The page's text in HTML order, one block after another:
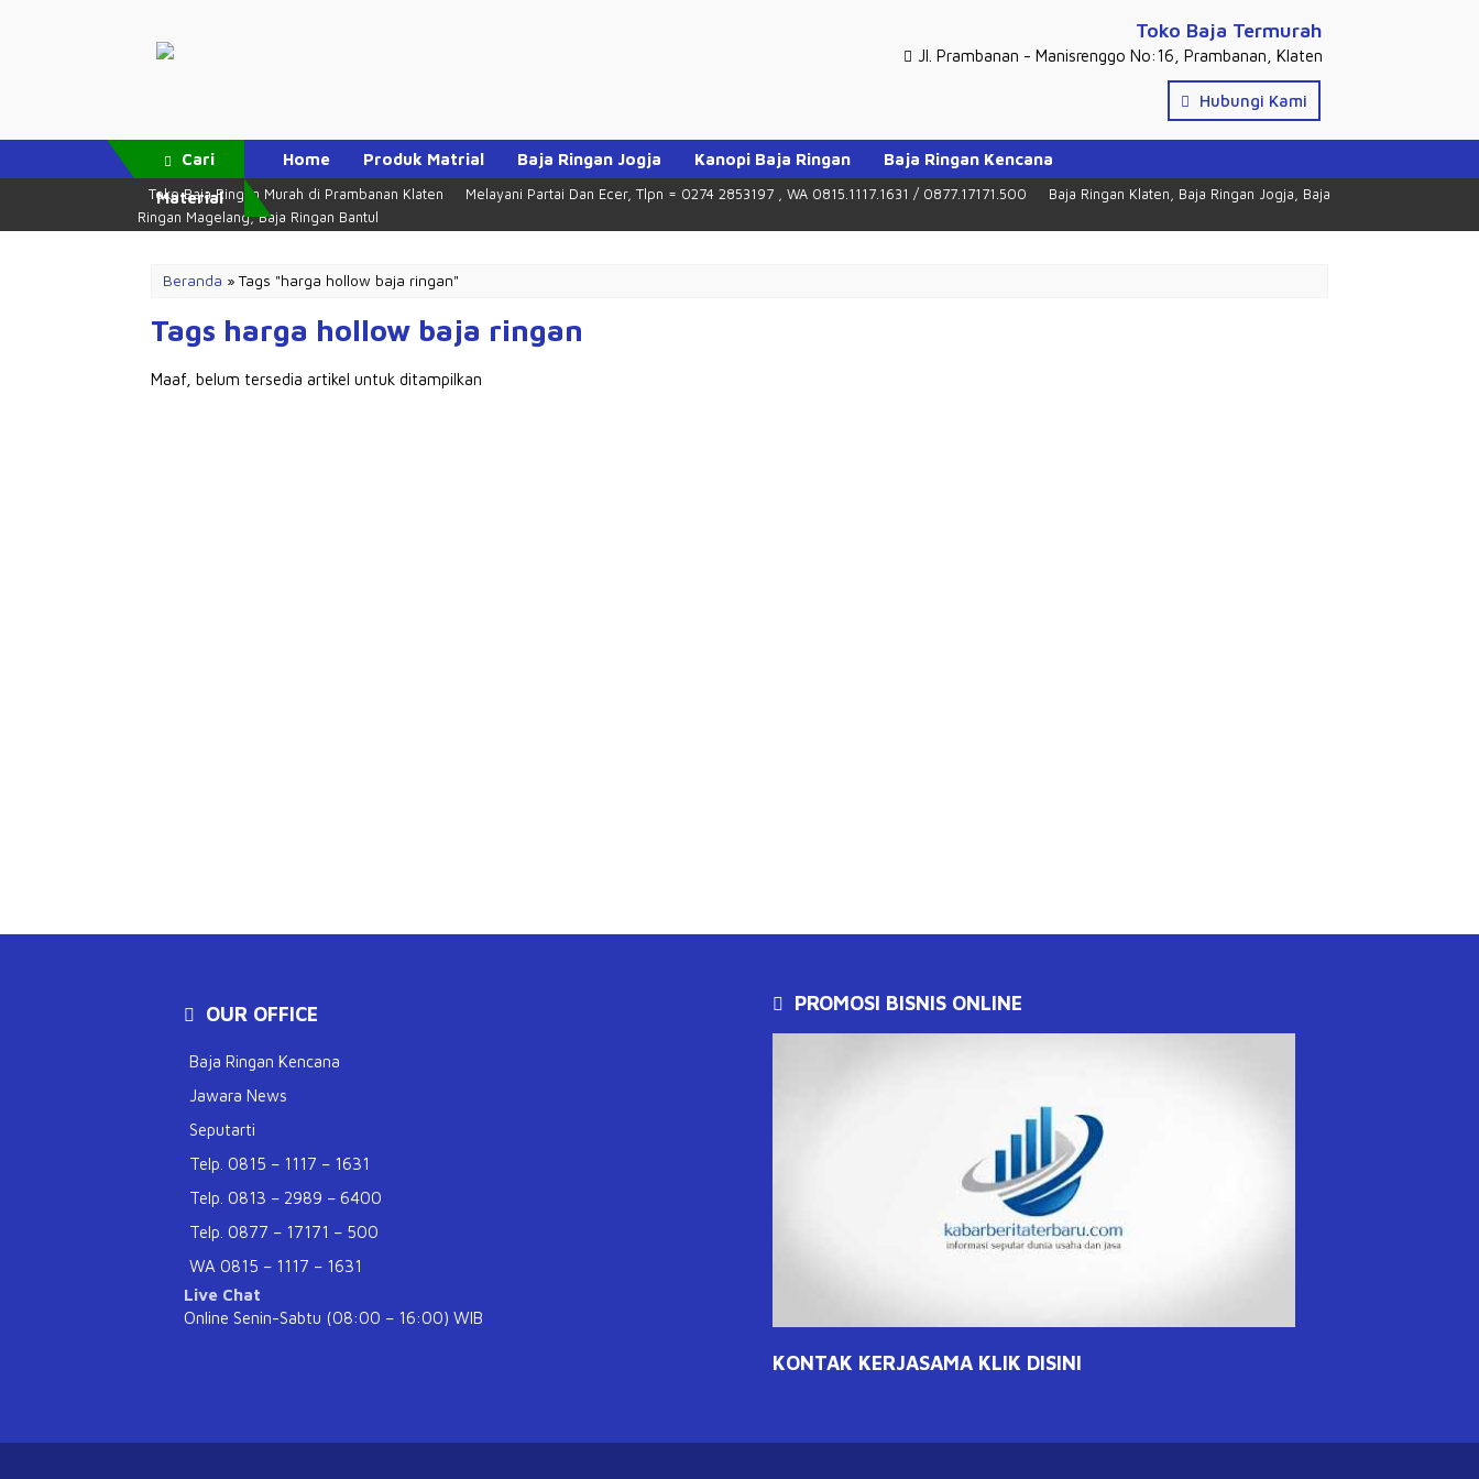
Toko Baja Termurah
Jl. Prambanan - Manisrenggo No:16, Prambanan, Klaten
Hubungi Kami
Cari
Material
Home Produk Matrial Baja Ringan Jogja Kanopi Baja Ringan Baja Ringan Kencana
Toko Baja Ringan Murah di Prambanan Klaten Melayani Partai Dan Ecer, Tlpn = 0274 2853197 , WA 0815.1117.1631 / 0877.17171.500
Baja Ringan Klaten, Baja Ringan Jogja, Baja
Ringan Magelang, Baja Ringan Bantul
Beranda »Tags "harga hollow baja ringan"
Tags harga hollow baja ringan
Maaf, belum tersedia artikel untuk ditampilkan
OUR OFFICE
Baja Ringan Kencana
Jawara News
Seputarti
Telp. 0815 – 1117 – 1631
Telp. 0813 – 2989 – 6400
Telp. 0877 – 17171 – 500
WA 0815 – 1117 – 1631
Live Chat
Online Senin-Sabtu (08:00 – 16:00) WIB
PROMOSI BISNIS ONLINE
KONTAK KERJASAMA KLIK DISINI